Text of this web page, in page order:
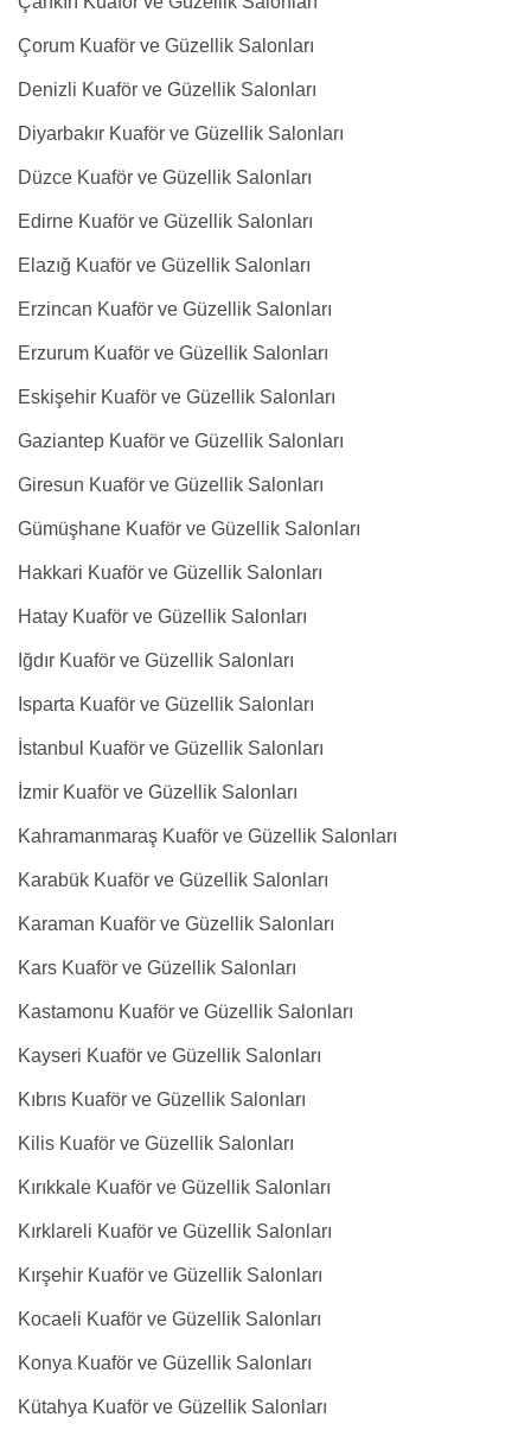
Çorum Kuaför ve Güzellik Salonları
Denizli Kuaför ve Güzellik Salonları
Diyarbakır Kuaför ve Güzellik Salonları
Düzce Kuaför ve Güzellik Salonları
Edirne Kuaför ve Güzellik Salonları
Elazığ Kuaför ve Güzellik Salonları
Erzincan Kuaför ve Güzellik Salonları
Erzurum Kuaför ve Güzellik Salonları
Eskişehir Kuaför ve Güzellik Salonları
Gaziantep Kuaför ve Güzellik Salonları
Giresun Kuaför ve Güzellik Salonları
Gümüşhane Kuaför ve Güzellik Salonları
Hakkari Kuaför ve Güzellik Salonları
Hatay Kuaför ve Güzellik Salonları
Iğdır Kuaför ve Güzellik Salonları
Isparta Kuaför ve Güzellik Salonları
İstanbul Kuaför ve Güzellik Salonları
İzmir Kuaför ve Güzellik Salonları
Kahramanmaraş Kuaför ve Güzellik Salonları
Karabük Kuaför ve Güzellik Salonları
Karaman Kuaför ve Güzellik Salonları
Kars Kuaför ve Güzellik Salonları
Kastamonu Kuaför ve Güzellik Salonları
Kayseri Kuaför ve Güzellik Salonları
Kıbrıs Kuaför ve Güzellik Salonları
Kilis Kuaför ve Güzellik Salonları
Kırıkkale Kuaför ve Güzellik Salonları
Kırklareli Kuaför ve Güzellik Salonları
Kırşehir Kuaför ve Güzellik Salonları
Kocaeli Kuaför ve Güzellik Salonları
Konya Kuaför ve Güzellik Salonları
Kütahya Kuaför ve Güzellik Salonları